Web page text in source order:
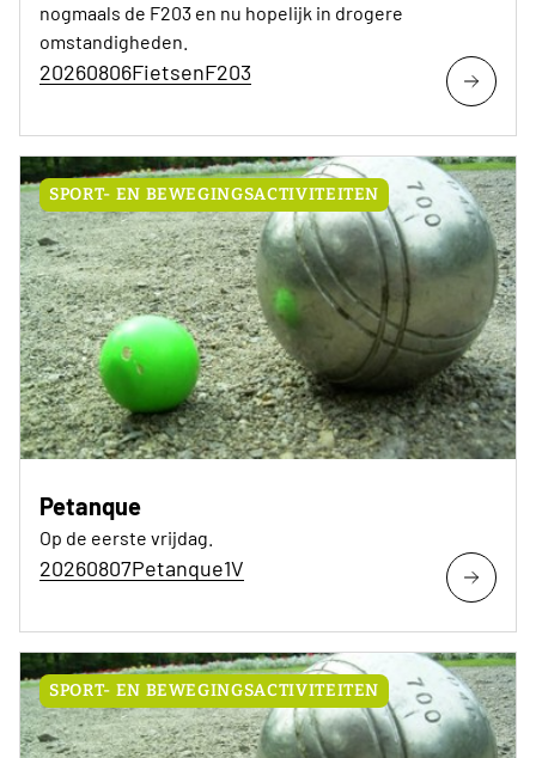
nogmaals de F203 en nu hopelijk in drogere
omstandigheden.
20260806FietsenF203
SPORT- EN BEWEGINGSACTIVITEITEN
Petanque
Op de eerste vrijdag.
20260807Petanque1V
SPORT- EN BEWEGINGSACTIVITEITEN